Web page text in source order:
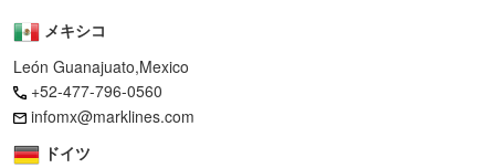
メキシコ
León Guanajuato,Mexico
+52-477-796-0560
infomx@marklines.com
ドイツ